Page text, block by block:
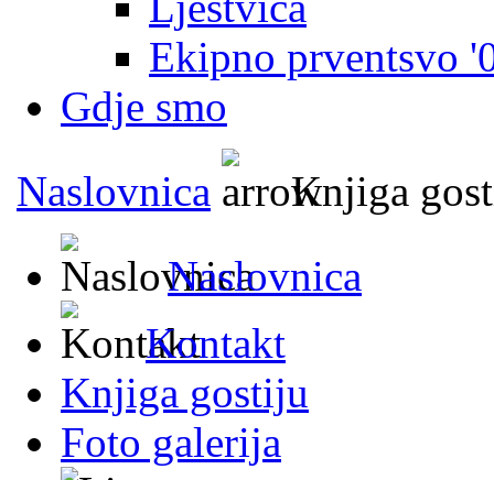
Ekipno prventsvo
Gdje smo
Naslovnica
Knjiga
Naslovnica
Kontakt
Knjiga gostiju
Foto galerija